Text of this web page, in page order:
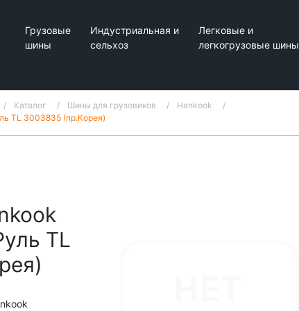
Грузовые
шины
Индустриальная и
сельхоз
Легковые и
легкогрузовые шины
Каталог Шины для грузовиков
Hankook
TL 3003835 (пр.Корея)
TL